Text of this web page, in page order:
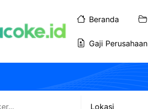
Beranda
Gaji Perusahaan